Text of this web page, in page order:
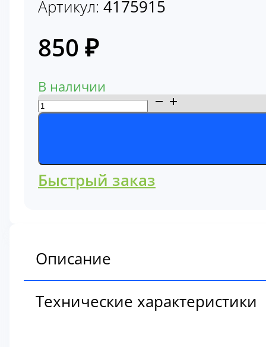
Артикул: 4175915
850 ₽
В наличии
Количество
товара
топливный
4175915
Быстрый заказ
Описание
Технические характеристики